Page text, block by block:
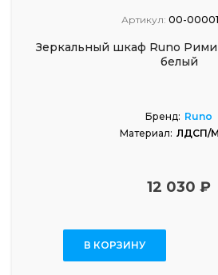
Артикул: 00-
Зеркальный шкаф Runo
белый
Бренд: Runo
Материал: ЛДСП/
12 030 ₽
В КОРЗИНУ